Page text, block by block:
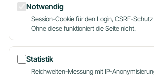
Webhosting Privat
Webhosting Business
WordPress
Server
Über uns
Blog
Partner
Notwendig
Session-Cookie für den Login, CSRF-Schutz
Ohne diese funktioniert die Seite nicht.
Statistik
Reichweiten-Messung mit IP-
Dein Name
E-Mail-Adresse